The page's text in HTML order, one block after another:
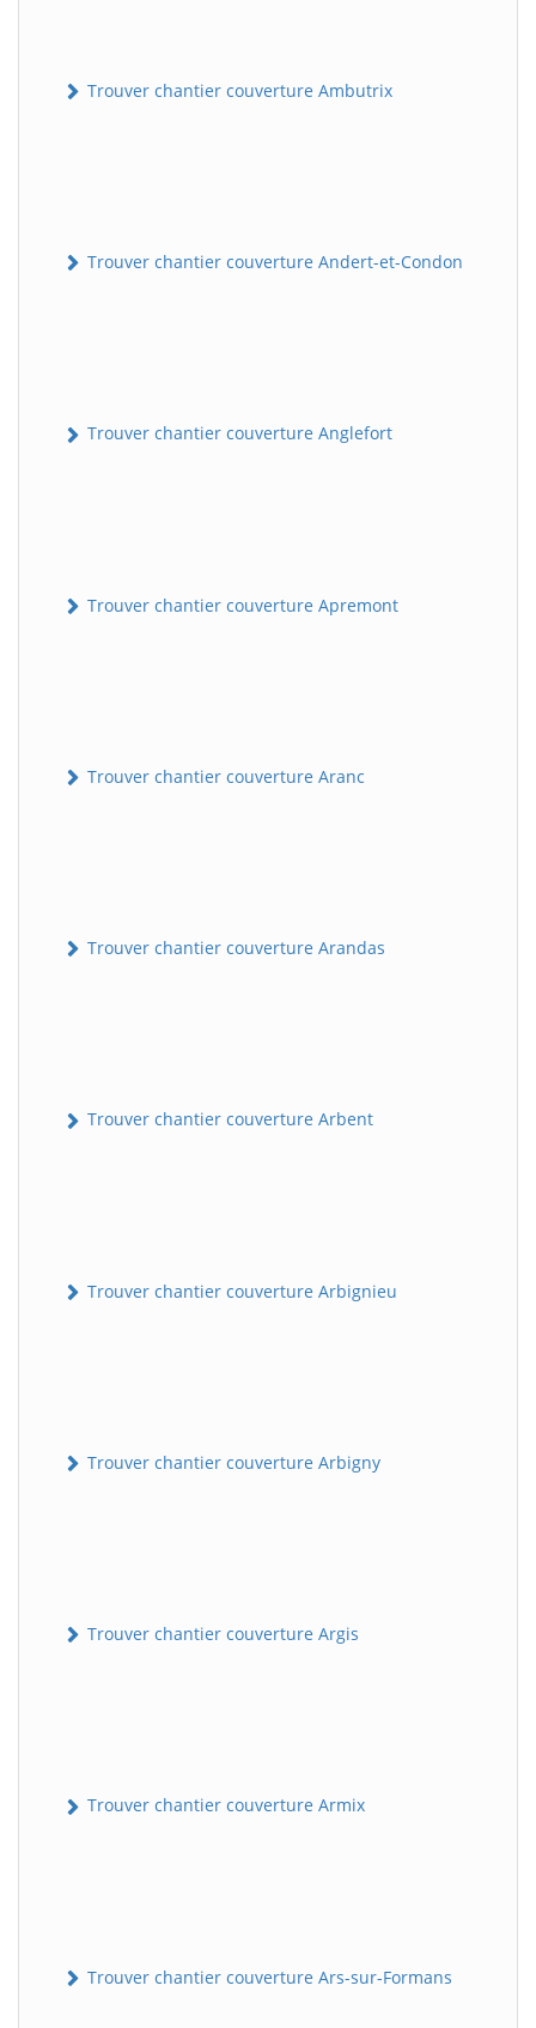
Trouver chantier couverture Ambutrix
Trouver chantier couverture Andert-et-Condon
Trouver chantier couverture Anglefort
Trouver chantier couverture Apremont
Trouver chantier couverture Aranc
Trouver chantier couverture Arandas
Trouver chantier couverture Arbent
Trouver chantier couverture Arbignieu
Trouver chantier couverture Arbigny
Trouver chantier couverture Argis
Trouver chantier couverture Armix
Trouver chantier couverture Ars-sur-Formans